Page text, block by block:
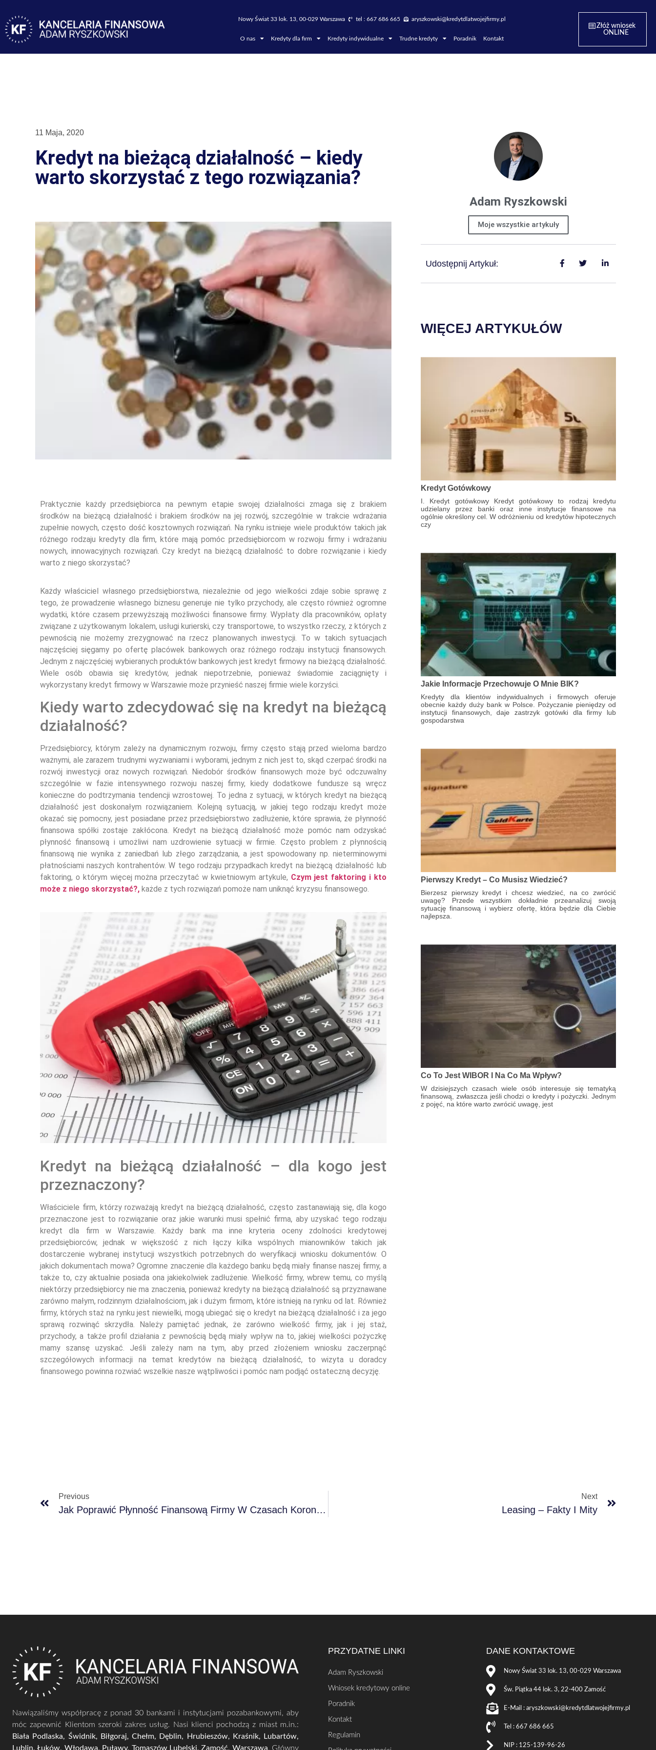
Nowy Świat 33 lok. 13, 00-029 Warszawa tel : 667 686 665 aryszkowski@kredytdlatwojejfirmy.pl
O nas Kredyty dla firm Kredyty indywidualne Trudne kredyty Poradnik Kontakt
Złóż wniosek
ONLINE
11 Maja, 2020
Kredyt na bieżącą działalność – kiedy
warto skorzystać z tego rozwiązania?
Praktycznie każdy przedsiębiorca na pewnym etapie swojej działalności zmaga się z brakiem
środków na bieżącą działalność i brakiem środków na jej rozwój, szczególnie w trakcie wdrażania
zupełnie nowych, często dość kosztownych rozwiązań. Na rynku istnieje wiele produktów takich jak
różnego rodzaju kredyty dla firm, które mają pomóc przedsiębiorcom w rozwoju firmy i wdrażaniu
nowych, innowacyjnych rozwiązań. Czy kredyt na bieżącą działalność to dobre rozwiązanie i kiedy
warto z niego skorzystać?
Każdy właściciel własnego przedsiębiorstwa, niezależnie od jego wielkości zdaje sobie sprawę z
tego, że prowadzenie własnego biznesu generuje nie tylko przychody, ale często również ogromne
wydatki, które czasem przewyższają możliwości finansowe firmy. Wypłaty dla pracowników, opłaty
związane z użytkowanym lokalem, usługi kurierski, czy transportowe, to wszystko rzeczy, z których z
pewnością nie możemy zrezygnować na rzecz planowanych inwestycji. To w takich sytuacjach
najczęściej sięgamy po ofertę placówek bankowych oraz różnego rodzaju instytucji finansowych.
Jednym z najczęściej wybieranych produktów bankowych jest kredyt firmowy na bieżącą działalność.
Wiele osób obawia się kredytów, jednak niepotrzebnie, ponieważ świadomie zaciągnięty i
wykorzystany kredyt firmowy w Warszawie może przynieść naszej firmie wiele korzyści.
Kiedy warto zdecydować się na kredyt na bieżącą
działalność?
Przedsiębiorcy, którym zależy na dynamicznym rozwoju, firmy często stają przed wieloma bardzo
ważnymi, ale zarazem trudnymi wyzwaniami i wyborami, jednym z nich jest to, skąd czerpać środki na
rozwój inwestycji oraz nowych rozwiązań. Niedobór środków finansowych może być odczuwalny
szczególnie w fazie intensywnego rozwoju naszej firmy, kiedy dodatkowe fundusze są wręcz
konieczne do podtrzymania tendencji wzrostowej. To jedna z sytuacji, w których kredyt na bieżącą
działalność jest doskonałym rozwiązaniem. Kolejną sytuacją, w jakiej tego rodzaju kredyt może
okazać się pomocny, jest posiadane przez przedsiębiorstwo zadłużenie, które sprawia, że płynność
finansowa spółki zostaje zakłócona. Kredyt na bieżącą działalność może pomóc nam odzyskać
płynność finansową i umożliwi nam uzdrowienie sytuacji w firmie. Często problem z płynnością
finansową nie wynika z zaniedbań lub złego zarządzania, a jest spowodowany np. nieterminowymi
płatnościami naszych kontrahentów. W tego rodzaju przypadkach kredyt na bieżącą działalność lub
faktoring, o którym więcej można przeczytać w kwietniowym artykule, Czym jest faktoring i kto
może z niego skorzystać?, każde z tych rozwiązań pomoże nam uniknąć kryzysu finansowego.
Kredyt na bieżącą działalność – dla kogo jest
przeznaczony?
Właściciele firm, którzy rozważają kredyt na bieżącą działalność, często zastanawiają się, dla kogo
przeznaczone jest to rozwiązanie oraz jakie warunki musi spełnić firma, aby uzyskać tego rodzaju
kredyt dla firm w Warszawie. Każdy bank ma inne kryteria oceny zdolności kredytowej
przedsiębiorców, jednak w większość z nich łączy kilka wspólnych mianowników takich jak
dostarczenie wybranej instytucji wszystkich potrzebnych do weryfikacji wniosku dokumentów. O
jakich dokumentach mowa? Ogromne znaczenie dla każdego banku będą miały finanse naszej firmy, a
także to, czy aktualnie posiada ona jakiekolwiek zadłużenie. Wielkość firmy, wbrew temu, co myślą
niektórzy przedsiębiorcy nie ma znaczenia, ponieważ kredyty na bieżącą działalność są przyznawane
zarówno małym, rodzinnym działalnościom, jak i dużym firmom, które istnieją na rynku od lat. Również
firmy, których staż na rynku jest niewielki, mogą ubiegać się o kredyt na bieżącą działalność i za jego
sprawą rozwinąć skrzydła. Należy pamiętać jednak, że zarówno wielkość firmy, jak i jej staż,
przychody, a także profil działania z pewnością będą miały wpływ na to, jakiej wielkości pożyczkę
mamy szansę uzyskać. Jeśli zależy nam na tym, aby przed złożeniem wniosku zaczerpnąć
szczegółowych informacji na temat kredytów na bieżącą działalność, to wizyta u doradcy
finansowego powinna rozwiać wszelkie nasze wątpliwości i pomóc nam podjąć ostateczną decyzję.
Adam Ryszkowski
Moje wszystkie artykuły
Udostępnij Artykuł:
WIĘCEJ ARTYKUŁÓW
Kredyt Gotówkowy
I. Kredyt gotówkowy Kredyt gotówkowy to rodzaj kredytu
udzielany przez banki oraz inne instytucje finansowe na
ogólnie określony cel. W odróżnieniu od kredytów hipotecznych
czy
Jakie Informacje Przechowuje O Mnie BIK?
Kredyty dla klientów indywidualnych i firmowych oferuje
obecnie każdy duży bank w Polsce. Pożyczanie pieniędzy od
instytucji finansowych, daje zastrzyk gotówki dla firmy lub
gospodarstwa
Pierwszy Kredyt – Co Musisz Wiedzieć?
Bierzesz pierwszy kredyt i chcesz wiedzieć, na co zwrócić
uwagę? Przede wszystkim dokładnie przeanalizuj swoją
sytuację finansową i wybierz ofertę, która będzie dla Ciebie
najlepsza.
Co To Jest WIBOR I Na Co Ma Wpływ?
W dzisiejszych czasach wiele osób interesuje się tematyką
finansową, zwłaszcza jeśli chodzi o kredyty i pożyczki. Jednym
z pojęć, na które warto zwrócić uwagę, jest
Previous
Jak Poprawić Płynność Finansową Firmy W Czasach Koronawirusa?
Next
Leasing – Fakty I Mity
Nawiązaliśmy współpracę z ponad 30 bankami i instytucjami pozabankowymi, aby
móc zapewnić Klientom szeroki zakres usług. Nasi klienci pochodzą z miast m.in.:
Biała Podlaska, Świdnik, Biłgoraj, Chełm, Dęblin, Hrubieszów, Kraśnik, Lubartów,
Lublin, Łuków, Włodawa, Puławy, Tomaszów Lubelski, Zamość, Warszawa. Główny
PRZYDATNE LINKI
Adam Ryszkowski
Wniosek kredytowy online
Poradnik
Kontakt
Regulamin
DANE KONTAKTOWE
Nowy Świat 33 lok. 13, 00-029 Warszawa
Św. Piątka 44 lok. 3, 22-400 Zamość
E-Mail : aryszkowski@kredytdlatwojejfirmy.pl
Tel : 667 686 665
NIP : 125-139-96-26